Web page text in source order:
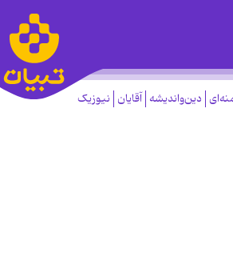
دین‌واندیشه آقایان نیوزیک